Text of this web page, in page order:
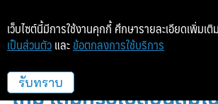
ออโต้แบคส์จัดเต็ม! สำหรั
ใหม่ เติมหรือเปลี่ยนลมไ
เว็บไซต์นี้มีการใช้งานคุกกี้ ศึกษารายละเอียดเพิ่มเติ
เป็นส่วนตัว และ ข้อตกลงการใช้บริการ
รับทราบ